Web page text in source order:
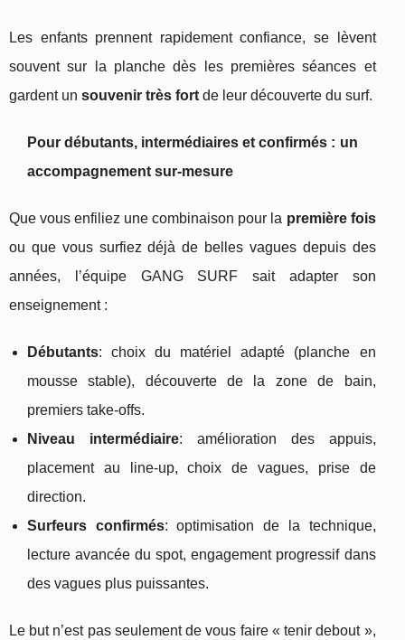
Les enfants prennent rapidement confiance, se lèvent
souvent sur la planche dès les premières séances et
gardent un souvenir très fort de leur découverte du surf.
Pour débutants, intermédiaires et confirmés : un
accompagnement sur‑mesure
Que vous enfiliez une combinaison pour la première fois
ou que vous surfiez déjà de belles vagues depuis des
années, l’équipe GANG SURF sait adapter son
enseignement :
Débutants: choix du matériel adapté (planche en
mousse stable), découverte de la zone de bain,
premiers take‑offs.
Niveau intermédiaire: amélioration des appuis,
placement au line‑up, choix de vagues, prise de
direction.
Surfeurs confirmés: optimisation de la technique,
lecture avancée du spot, engagement progressif dans
des vagues plus puissantes.
Le but n’est pas seulement de vous faire « tenir debout »,